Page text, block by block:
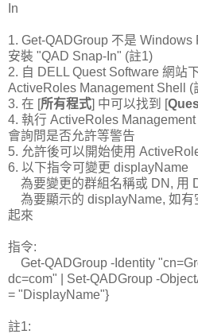
In
1. Get-QADGroup 不是
安裝 "QAD Snap-In" (註1)
2. 自 DELL Quest Software 網站
ActiveRoles Management Shell (
3. 在 [所有程式] 中可以找到 [
4. 執行 ActiveRoles
會詢問是否允許等警告
5. 允許後可以開始使用
6. 以下指令可變更 displayName
為要變更的群組名稱或 DN, 用
為要顯示的 displayName, 如
起來
指令:
Get-QADGroup -Identity
dc=com" | Set-QADGroup -
= "DisplayName"}
註1: